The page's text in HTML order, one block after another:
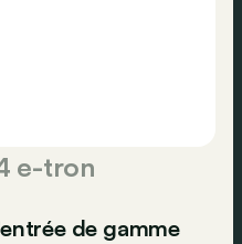
e-tron
de gamme